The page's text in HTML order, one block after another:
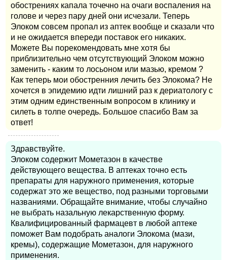
обострениях капала точечно на очаги воспаления на
голове и через пару дней они исчезали. Теперь
Элоком совсем пропал из аптек вообще и сказали что
и не ожидается впереди поставок его никаких.
Можете Вы порекомендовать мне хотя бы
приблизительно чем отсутствующий Элоком можно
заменить - каким то лосьоном или мазью, кремом ?
Как теперь мои обостренния лечить без Элокома? Не
хочется в эпидемию идти лишний раз к дериатологу с
этим одним единственным вопросом в клинику и
силеть в толпе очередь. Большое спасибо Вам за
ответ!
Здравствуйте.
Элоком содержит Мометазон в качестве
действующего вещества. В аптеках точно есть
препараты для наружного применения, которые
содержат это же вещество, под разными торговыми
названиями. Обращайте внимание, чтобы случайно
не выбрать назальную лекарственную форму.
Квалифицированный фармацевт в любой аптеке
поможет Вам подобрать аналоги Элокома (мази,
кремы), содержащие Мометазон, для наружного
применения.